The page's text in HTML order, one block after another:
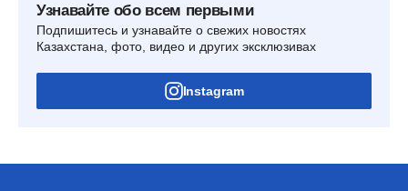
Узнавайте обо всем первыми
Подпишитесь и узнавайте о свежих новостях
Казахстана, фото, видео и других эксклюзивах
Instagram